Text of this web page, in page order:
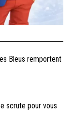
Bleus remportent
scrute pour vous